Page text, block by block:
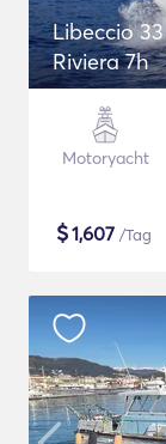
Libeccio
Riviera 7h
Motoryacht
$1,607 /Tag